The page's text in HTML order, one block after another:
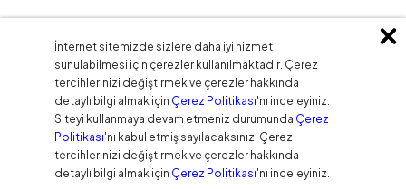
İnternet sitemizde sizlere daha iyi hizmet
sunulabilmesi için çerezler kullanılmaktadır. Çerez
tercihlerinizi değiştirmek ve çerezler hakkında
detaylı bilgi almak için Çerez Politikası'nı inceleyiniz.
Siteyi kullanmaya devam etmeniz durumunda Çerez
Politikası'nı kabul etmiş sayılacaksınız. Çerez
tercihlerinizi değiştirmek ve çerezler hakkında
detaylı bilgi almak için Çerez Politikası'nı inceleyiniz.